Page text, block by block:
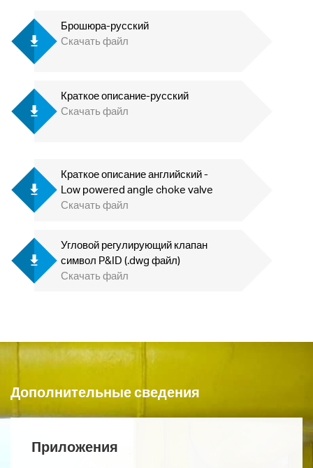
Брошюра-русский
Скачать файл
Краткое описание-русский
Скачать файл
Краткое описание английский -
Low powered angle choke valve
Скачать файл
Угловой регулирующий клапан
символ P&ID (.dwg файл)
Скачать файл
Дополнительные сведения
Приложения